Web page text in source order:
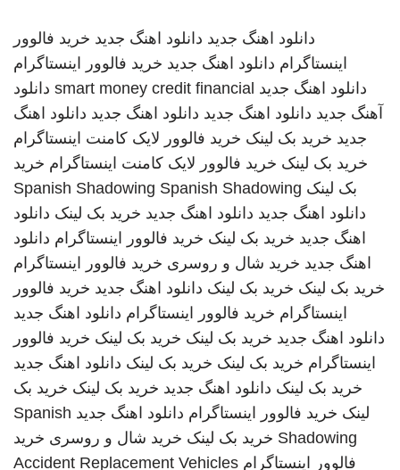
دانلود اهنگ جدید دانلود اهنگ جدید خرید فالوور
اینستاگرام دانلود اهنگ جدید خرید فالوور اینستاگرام
دانلود اهنگ جدید smart money credit financial دانلود
آهنگ جدید دانلود اهنگ جدید دانلود اهنگ جدید دانلود اهنگ
جدید خرید بک لینک خرید فالوور لایک کامنت اینستاگرام
خرید بک لینک خرید فالوور لایک کامنت اینستاگرام خرید
بک لینک
Spanish Shadowing Spanish Shadowing
دانلود اهنگ جدید دانلود اهنگ جدید خرید بک لینک دانلود
اهنگ جدید خرید بک لینک خرید فالوور اینستاگرام دانلود
اهنگ جدید خرید شال و روسری خرید فالوور اینستاگرام
خرید بک لینک خرید بک لینک دانلود اهنگ جدید خرید فالوور
اینستاگرام خرید فالوور اینستاگرام دانلود اهنگ جدید
دانلود اهنگ جدید خرید بک لینک خرید بک لینک خرید فالوور
اینستاگرام خرید بک لینک خرید بک لینک دانلود اهنگ جدید
خرید بک لینک دانلود اهنگ جدید خرید بک لینک خرید بک
لینک خرید فالوور اینستاگرام دانلود اهنگ جدید Spanish
Shadowing خرید بک لینک خرید شال و روسری خرید
فالوور اینستاگرام Accident Replacement Vehicles